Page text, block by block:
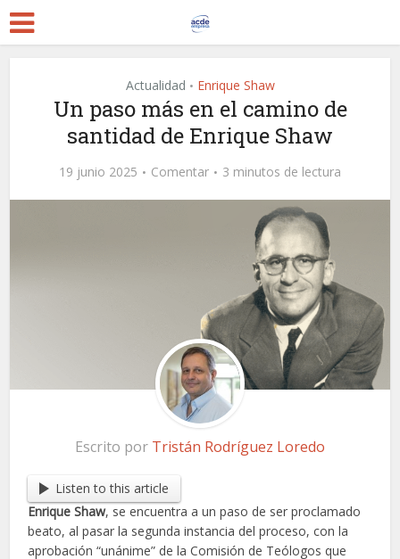
Actualidad • Enrique Shaw
Un paso más en el camino de
santidad de Enrique Shaw
19 junio 2025 Comentar 3 minutos de lectura
Escrito por Tristán Rodríguez Loredo
Listen to this article
Enrique Shaw, se encuentra a un paso de ser proclamado
beato, al pasar la segunda instancia del proceso, con la
aprobación “unánime” de la Comisión de Teólogos que